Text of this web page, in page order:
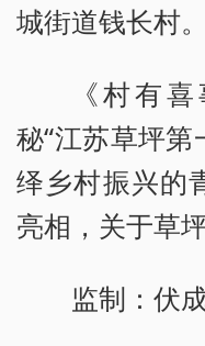
城街道钱长村。
《村有
秘“江苏草坪第
绎乡村振兴的
亮相，关于草
监制：伏